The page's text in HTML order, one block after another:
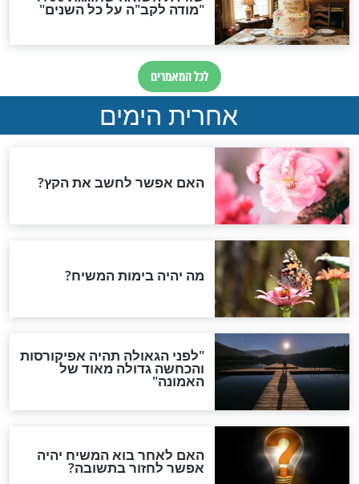
החיים על קרקעית האוקיינוס
- בעלי החיים שלא תוכלו
לפגוש בשום דרך אחרת
ה': פילים
התוצאה מהממת
חדשות יהדות
הותר לפרסום: לוחמי מילואים
נהרגו בדרום לבנון